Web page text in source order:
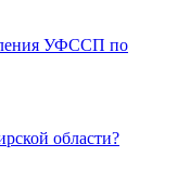
УФССП по
области?